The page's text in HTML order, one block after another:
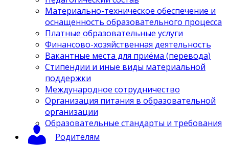
Материально-техническое обеспечение и
оснащенность образовательного процесса
Платные образовательные услуги
Финансово-хозяйственная деятельность
Вакантные места для приёма (перевода)
Стипендии и иные виды материальной
поддержки
Международное сотрудничество
Организация питания в образовательной
организации
Образовательные стандарты и требования
Родителям